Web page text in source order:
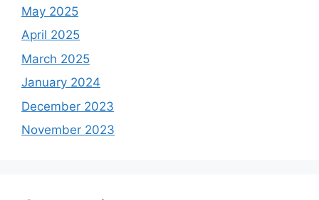
May 2025
April 2025
March 2025
January 2024
December 2023
November 2023